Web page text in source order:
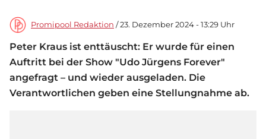
Promipool Redaktion / 23. Dezember 2024 - 13:29 Uhr
Peter Kraus ist enttäuscht: Er wurde für einen
Auftritt bei der Show "Udo Jürgens Forever"
angefragt – und wieder ausgeladen. Die
Verantwortlichen geben eine Stellungnahme ab.